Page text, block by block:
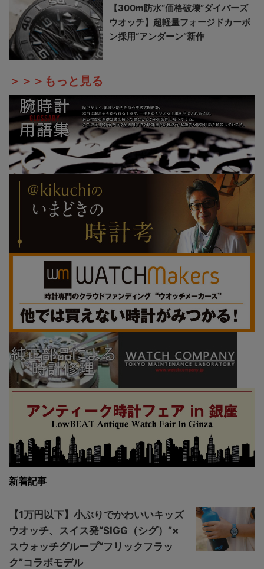
【300m防水“価格破壊”ダイバーズ
ウオッチ】超軽量フォージドカーボ
ン採用“アンダーン”新作
＞＞＞もっと見る
新着記事
【1万円以下】小ぶりでかわいいキッズ
ウオッチ、スイス発“SIGG（シグ）”×
スウォッチグループ“フリックフラッ
ク”コラボモデル